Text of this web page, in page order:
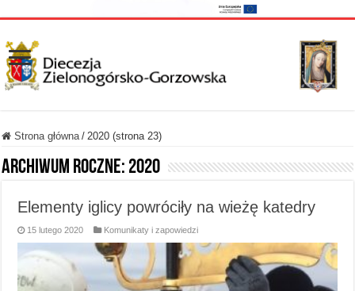
Strona główna / 2020 (strona 23)
Archiwum roczne: 2020
Elementy iglicy powróciły na wieżę katedry
15 lutego 2020 Komunikaty i zapowiedzi